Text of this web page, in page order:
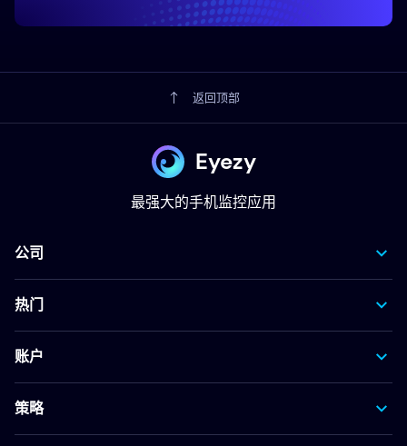
返回顶部
Eyezy
最强大的手机监控应用
公司
热门
账户
策略